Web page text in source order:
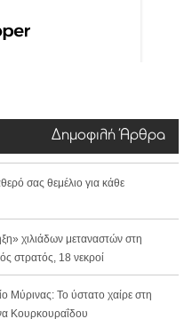
Δημοφιλή Άρθρα
σας θεμέλιο για κάθε
χιλιάδων μεταναστών στη
στρατός, 18 νεκροί
Μύρινας: Το ύστατο χαίρε στη
Κουρκουραΐδου